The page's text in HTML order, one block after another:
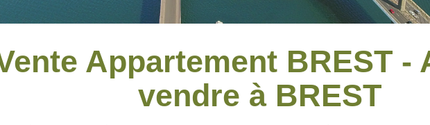
Appartement BREST -
vendre à BREST